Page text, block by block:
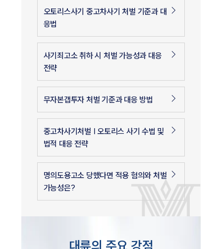
오토리스사기 중고차사기 처벌 기준과 대
응법
사기죄고소 취하 시 처벌 가능성과 대응
전략
무자본갭투자 처벌 기준과 대응 방법
중고차사기처벌 | 오토리스 사기 수법 및
법적 대응 전략
명의도용고소 당했다면 적용 혐의와 처벌
가능성은?
대륜의 주요 강점